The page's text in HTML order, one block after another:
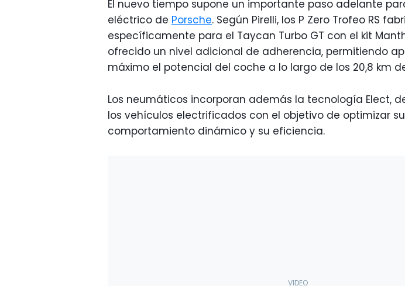
El nuevo tiempo supone un importante paso adelante
eléctrico de Porsche. Según Pirelli, los P Zero Trofeo RS
específicamente para el Taycan Turbo GT con el kit
ofrecido un nivel adicional de adherencia, permitiendo
máximo el potencial del coche a lo largo de los 20,8 km
Los neumáticos incorporan además la tecnología Elect,
los vehículos electrificados con el objetivo de optimizar su
comportamiento dinámico y su eficiencia.